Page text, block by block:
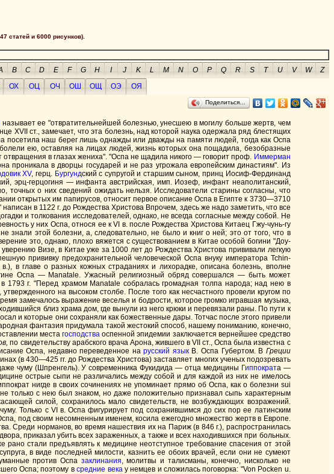
статей и 6000 рисунков).
B C D E F G H I J K L M N O P Q R S T U V W
Z
ОХ ОЦ ОЧ ОШ ОЩ ОЭ
ОЯ
Поделиться…
называет ее "отвратительнейшей болезнью, унесшею в могилу больше жертв, чем
XVII ст., замечает, что эта болезнь, над которой наука одержала ряд блестящих
наш берег лишь однажды или дважды на памяти людей, тогда как Оспа
ею, оставляя на лицах людей, жизнь которых она пощадила, безобразные
в глазах жениха". "Оспа не щадила никого — говорит проф. Иммерман
проникала в дворцы государей и не раз угрожала европейским династиям". Из
XV, герц. Бургундский с супругой и старшим сыном, принц Иосиф-Фердинанд
эрц-герцогиня — инфанта австрийская, имп. Иозеф, инфант неаполитанский,
точных о них сведений ожидать нельзя. Исследователи старины согласны, что
открытых им папирусов, относит первое описание Оспа в Египте к 3730—3710
в 1122 г. до Рождества Христова Впрочем, здесь же надо заметить, что все
и толкования исследователей, однако, не всегда согласные между собой. Не
у них Оспа, относя ее к VI в. после Рождества Христова Китаец Гжу-чунь-гу
знали этой болезни, а, следовательно, не было и книг о ней; это от того, что в
это, однако, плохо вяжется с существованием в Китае особой богини "Доу-
Визе, в Китае уже за 1000 лет до Рождества Христова прививали легкую
прививку предохранительной человеческой Оспа внуку императора Tchin-
в главе о разных кожных страданиях и лихорадке, описана болезнь, вполне
Оспа — Manatale. Ужасный религиозный обряд совершался — быть может
1793 г. "Перед храмом Manatale собралась громадная толпа народа; над нею в
на высоком столбе. После того как несчастного провели кругом по
замечалось выражение веселья и бодрости, которое громко игравшая музыка,
близ храма дом, где вынули из него крюки и перевязали раны. По пути к
и которые они сохраняли как божественные дары. Тотчас после этого привели
фантазия придумала такой жестокий способ, нашему пониманию, конечно,
местагосподства оспенной эпидемии заключается вернейшее средство
по свидетельству арабского врача Арона, жившего в VII ст., Оспа была известна с
Оспа, недавно переведенное нарусский языкВ. Оспа Губертом. В Греции
(в 430—425 гг. до Рождества Христова) заставляет многих ученых подозревать
чуму (Шпренгель). У современника Фукидида — отца медицины Гиппократа —
острые сыпи не различались между собой и для каждой из них не имелось
нигде в своих сочинениях не упоминает прямо об Оспа, как о болезни sui
только с нею был знаком, но даже положительно признавал сыпь характерным
силой, сохранилось мало свидетельств, не возбуждающих возражений.
Только с VI в. Оспа фигурирует под сохранившимся до сих пор ее латинским
под своим несомненным именем, косила ежегодно множество жертв в Европе.
Среди норманов, во время нашествия их на Париж (в 846 г.), распространилась
приказал убить всех зараженных, а также и всех находившихся при больных.
стали предъявлять к медицине неотступное требование спасения от этой
в виде последней милости, казнить ее обоих врачей, если они не сумеют
против Оспа заклинания, молитвы и талисманы, конечно, нисколько не
Оспа; поэтому всредние векау немцев и сложилась поговорка: "Von Pocken u.